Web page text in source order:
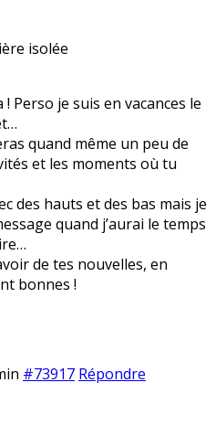
isolée
Perso je suis en vacances le
quand même un peu de
et les moments où tu
des hauts et des bas mais je
quand j’aurai le temps
de tes nouvelles, en
bonnes !
#73917 Répondre